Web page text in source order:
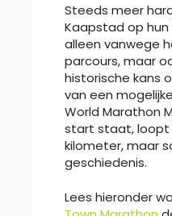
Steeds meer
Kaapstad op
alleen vanwege
parcours, maar
historische kans
van een
World Marathon
start staat, loopt
kilometer, maar
geschiedenis.
Lees hieronder